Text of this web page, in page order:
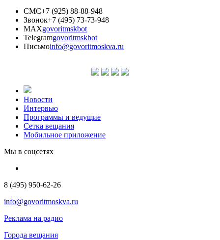
СМС+7 (925) 88-88-948
Звонок+7 (495) 73-73-948
MAXgovoritmskbot
Telegramgovoritmskbot
Письмоinfo@govoritmoskva.ru
Новости
Интервью
Программы и ведущие
Сетка вещания
Мобильное приложение
Мы в соцсетях
8 (495) 950-62-26
info@govoritmoskva.ru
Реклама на радио
Города вещания